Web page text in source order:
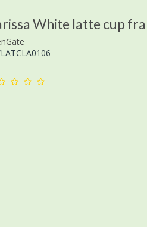
White latte cup